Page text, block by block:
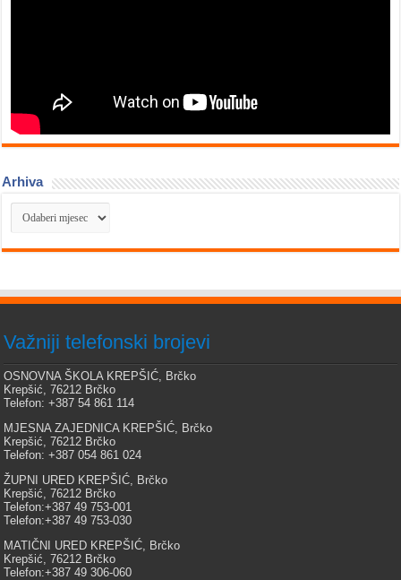
Arhiva
Arhiva
Važniji telefonski brojevi
OSNOVNA ŠKOLA KREPŠIĆ, Brčko
Krepšić, 76212 Brčko
Telefon: +387 54 861 114
MJESNA ZAJEDNICA KREPŠIĆ, Brčko
Krepšić, 76212 Brčko
Telefon: +387 054 861 024
ŽUPNI URED KREPŠIĆ, Brčko
Krepšić, 76212 Brčko
Telefon:+387 49 753-001
Telefon:+387 49 753-030
MATIČNI URED KREPŠIĆ, Brčko
Krepšić, 76212 Brčko
Telefon:+387 49 306-060